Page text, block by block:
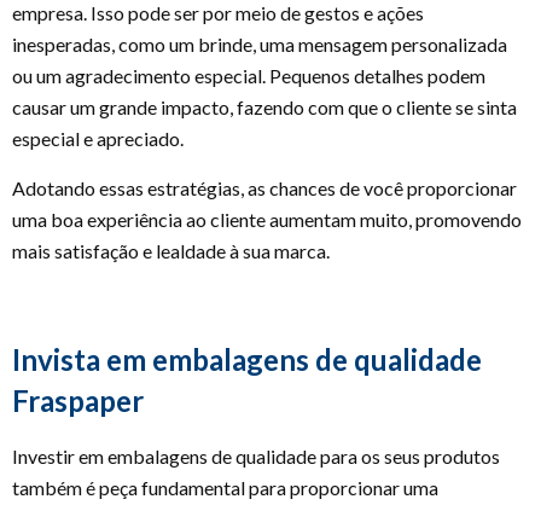
empresa. Isso pode ser por meio de gestos e ações
inesperadas, como um brinde, uma mensagem personalizada
ou um agradecimento especial. Pequenos detalhes podem
causar um grande impacto, fazendo com que o cliente se sinta
especial e apreciado.
Adotando essas estratégias, as chances de você proporcionar
uma boa experiência ao cliente aumentam muito, promovendo
mais satisfação e lealdade à sua marca.
Invista em embalagens de qualidade
Fraspaper
Investir em embalagens de qualidade para os seus produtos
também é peça fundamental para proporcionar uma